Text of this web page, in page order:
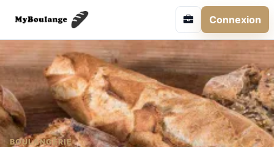
Connexion
BOULANGERIE